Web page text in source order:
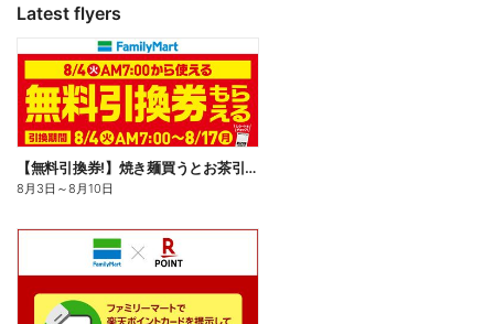
Latest flyers
【無料引換券!】焼き麺買うとお茶引換券貰える!
8月3日 ～8月10日